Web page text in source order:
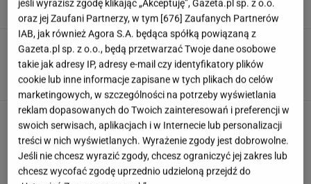
SUBSKRYPCJA
W USA szykują przepis, który może zmienić
zasady zakupów w sklepach
jeśli wyrazisz zgodę klikając „Akceptuję”, Gazeta.pl sp. z o.o.
oraz jej Zaufani Partnerzy, w tym [676] Zaufanych Partnerów
IAB, jak również Agora S.A. będąca spółką powiązaną z
Gazeta.pl sp. z o.o., będą przetwarzać Twoje dane osobowe
takie jak adresy IP, adresy e-mail czy identyfikatory plików
cookie lub inne informacje zapisane w tych plikach do celów
marketingowych, w szczególności na potrzeby wyświetlania
reklam dopasowanych do Twoich zainteresowań i preferencji w
swoich serwisach, aplikacjach i w Internecie lub personalizacji
treści w nich wyświetlanych. Wyrażenie zgody jest dobrowolne.
Jeśli nie chcesz wyrazić zgody, chcesz ograniczyć jej zakres lub
chcesz wycofać zgodę uprzednio udzieloną przejdź do